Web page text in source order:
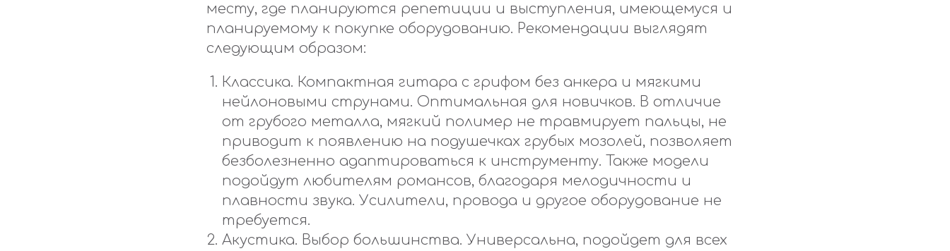
месту, где планируются репетиции и выступления, имеющемуся и
планируемому к покупке оборудованию. Рекомендации выглядят
следующим образом:
Классика. Компактная гитара с грифом без анкера и мягкими
нейлоновыми струнами. Оптимальная для новичков. В отличие
от грубого металла, мягкий полимер не травмирует пальцы, не
приводит к появлению на подушечках грубых мозолей, позволяет
безболезненно адаптироваться к инструменту. Также модели
подойдут любителям романсов, благодаря мелодичности и
плавности звука. Усилители, провода и другое оборудование не
требуется.
Акустика. Выбор большинства. Универсальна, подойдет для всех